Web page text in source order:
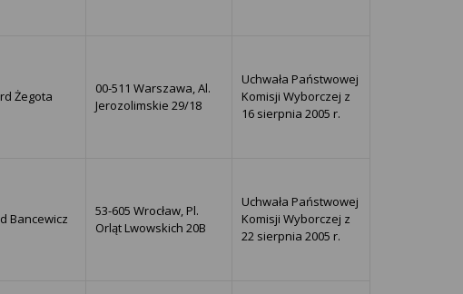
Żegota
00-511 Warszawa, Al.
Jerozolimskie 29/18
Uchwała Państwowej
Komisji Wyborczej z
16 sierpnia 2005 r.
Bancewicz
53-605 Wrocław, Pl.
Orląt Lwowskich 20B
Uchwała Państwowej
Komisji Wyborczej z
22 sierpnia 2005 r.